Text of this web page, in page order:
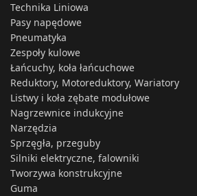
Technika Liniowa
Pasy napędowe
Pneumatyka
Zespoły kulowe
Łańcuchy, koła łańcuchowe
Reduktory, Motoreduktory, Wariatory
Listwy i koła zębate modułowe
Nagrzewnice indukcyjne
Narzędzia
Sprzęgła, przeguby
Silniki elektryczne, falowniki
Tworzywa konstrukcyjne
Guma